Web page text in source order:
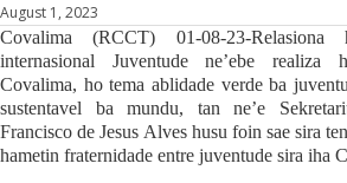
August 1, 2023
Covalima (RCCT) 01-08-23-Relasiona
internasional Juventude ne’ebe realiza
Covalima, ho tema ablidade verde ba
sustentavel ba mundu, tan ne’e
Francisco de Jesus Alves husu foin sae sira
hametin fraternidade entre juventude sira iha